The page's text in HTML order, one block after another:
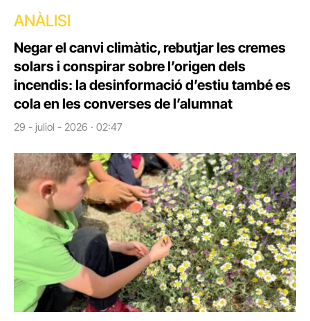
ANÀLISI
Negar el canvi climàtic, rebutjar les cremes
solars i conspirar sobre l’origen dels
incendis: la desinformació d’estiu també es
cola en les converses de l’alumnat
29 - juliol - 2026 · 02:47